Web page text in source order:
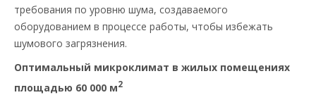
требования по уровню шума, создаваемого
оборудованием в процессе работы, чтобы избежать
шумового загрязнения.
Оптимальный микроклимат в жилых помещениях
площадью 60 000 м2